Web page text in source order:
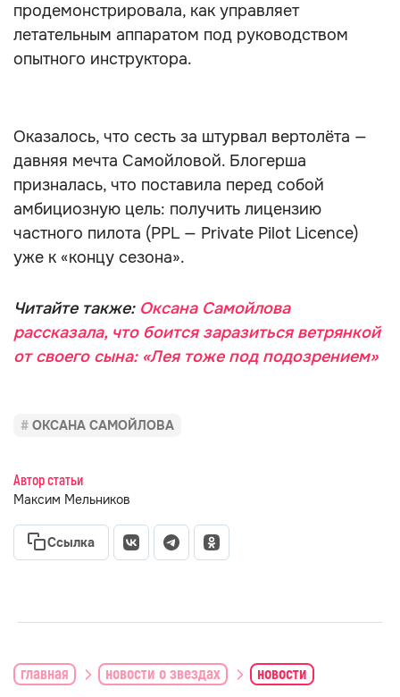
продемонстрировала, как управляет
летательным аппаратом под руководством
опытного инструктора.
Оказалось, что сесть за штурвал вертолёта —
давняя мечта Самойловой. Блогерша
призналась, что поставила перед собой
амбициозную цель: получить лицензию
частного пилота (PPL — Private Pilot Licence)
уже к «концу сезона».
Читайте также: Оксана Самойлова
рассказала, что боится заразиться ветрянкой
от своего сына: «Лея тоже под подозрением»
ОКСАНА САМОЙЛОВА
Автор статьи
Максим Мельников
Ссылка
главная новости о звездах новости